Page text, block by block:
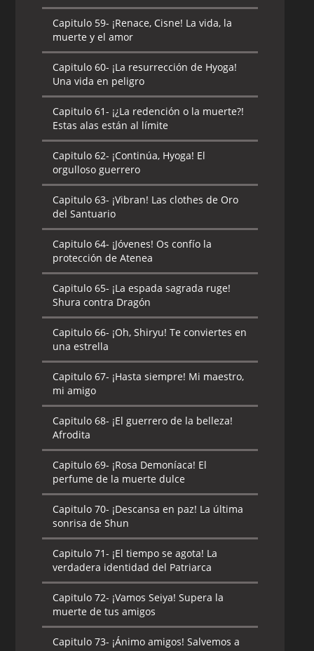
Capitulo 59- ¡Renace, Cisne! La vida, la
muerte y el amor
Capitulo 60- ¡La resurrección de Hyoga!
Una vida en peligro
Capitulo 61- ¡¿La redención o la muerte?!
Estas alas están al límite
Capitulo 62- ¡Continúa, Hyoga! El
orgulloso guerrero
Capitulo 63- ¡Vibran! Las clothes de Oro
del Santuario
Capitulo 64- ¡Jóvenes! Os confío la
protección de Atenea
Capitulo 65- ¡La espada sagrada ruge!
Shura contra Dragón
Capitulo 66- ¡Oh, Shiryu! Te conviertes en
una estrella
Capitulo 67- ¡Hasta siempre! Mi maestro,
mi amigo
Capitulo 68- ¡El guerrero de la belleza!
Afrodita
Capitulo 69- ¡Rosa Demoníaca! El
perfume de la muerte dulce
Capitulo 70- ¡Descansa en paz! La última
sonrisa de Shun
Capitulo 71- ¡El tiempo se agota! La
verdadera identidad del Patriarca
Capitulo 72- ¡Vamos Seiya! Supera la
muerte de tus amigos
Capitulo 73- ¡Ánimo amigos! Salvemos a